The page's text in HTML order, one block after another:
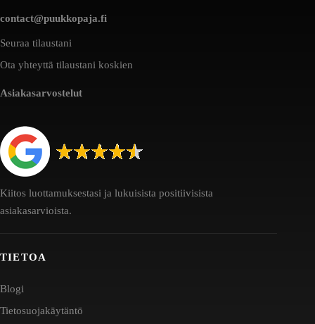
contact@puukkopaja.fi
Seuraa tilaustani
Ota yhteyttä tilaustani koskien
Asiakasarvostelut
Kiitos luottamuksestasi ja lukuisista positiivisista
asiakasarvioista.
TIETOA
Blogi
Tietosuojakäytäntö